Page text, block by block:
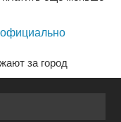
за город